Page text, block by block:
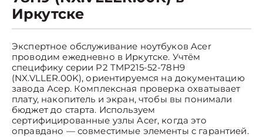
Иркутске
Экспертное обслуживание ноутбуков Acer
проводим ежедневно в Иркутске. Учтём
специфику серии P2 TMP215-52-78H9
(NX.VLLER.00K), ориентируемся на документацию
завода Асер. Комплексная проверка охватывает
плату, накопитель и экран, чтобы вы понимали
бюджет до старта. Используем
сертифицированные узлы Acer, когда это
оправдано — совместимые элементы с гарантией.